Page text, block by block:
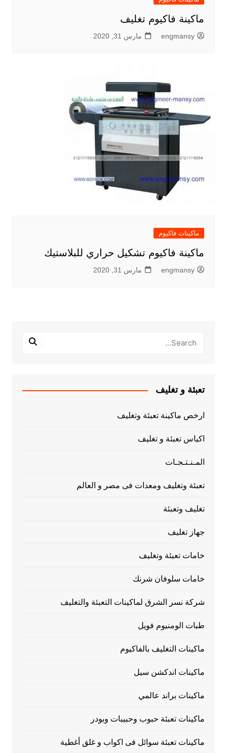
ماكينة فاكيوم تغليف
engmansy مارس 31, 2020
ماكينات فاكيوم
ماكينة فاكيوم تشكيل حراري للبلاستيك
engmansy مارس 31, 2020
تعبئة و تغليف
ارخص ماكينة تعبئة وتغليف
اكياس تعبئة و تغليف
المـنـتـجـات
تعبئة وتغليف ومعدات فى مصر و العالم
تغليف وتعبئة
جهاز تغليف
خامات تعبئة وتغليف
خامات سلوفان شرنك
شركة نسر الشرق لماكينات التعبئة والتغليف
طبات الومنيوم فويل
ماكينات التغليف بالفاكيوم
ماكينات اندكشن سيل
ماكينات براند عالمي
ماكينات تعبئة حبوب وحبيبات وبودر
ماكينات تعبئة سوائل فى اكواب و غلق أغطية